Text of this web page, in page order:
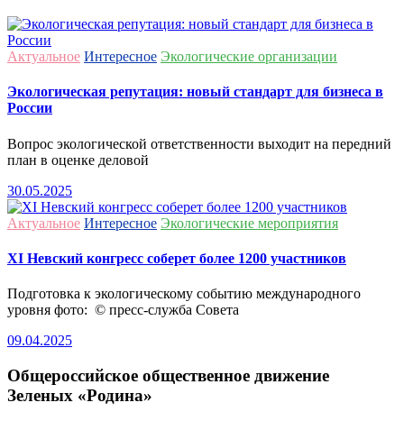
Актуальное Интересное Экологические организации
Экологическая репутация: новый стандарт для бизнеса в
России
Вопрос экологической ответственности выходит на передний
план в оценке деловой
30.05.2025
Актуальное Интересное Экологические мероприятия
ХI Невский конгресс соберет более 1200 участников
Подготовка к экологическому событию международного
уровня фото: © пресс-служба Совета
09.04.2025
Общероссийское общественное движение
Зеленых «Родина»